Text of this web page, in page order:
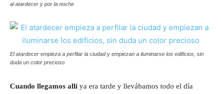
al atardecer y por la noche
El atardecer empieza a perfilar la ciudad y empiezan a iluminarse los edificios, sin
duda un color precioso
Cuando llegamos allíya era tarde y llevábamos todo el día